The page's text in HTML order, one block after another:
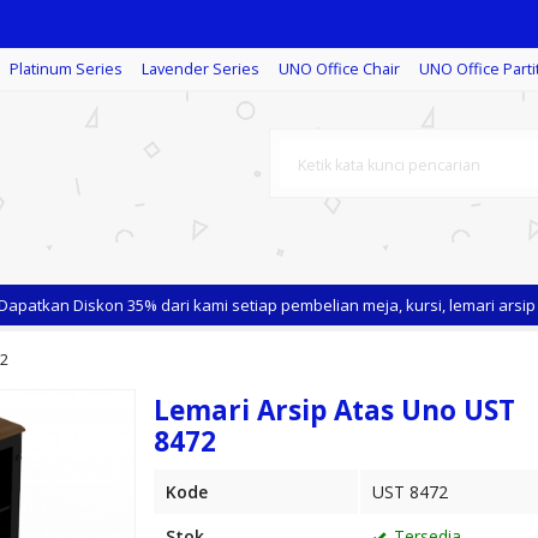
Meti
Platinum Series Lavender Series UNO Office Chair UNO Office
Diskon 35% dari kami setiap pembelian meja, kursi, lemari arsip
Lemari Arsip Atas Uno UST
8472
Kode
UST 8472